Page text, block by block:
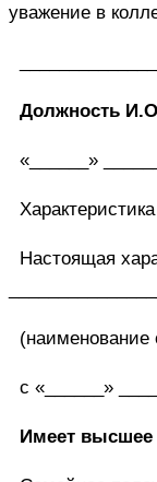
уважение в
Должность
«______»
Характеристика
Настоящая
(наименование
c «______»
Имеет высшее